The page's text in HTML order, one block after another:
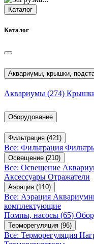
Каталог
Каталог
Аквариумы, крышки,
Аквариумы (274)
Оборудование
Фильтрация (421)
Все: Фильтрация
Освещение (210)
Все: Освещение
Аксессуары Отражатели
Аэрация (110)
Все: Аэрация
комплектующие
Помпы, насосы (65)
Терморегуляция (96)
Все: Терморегуляция